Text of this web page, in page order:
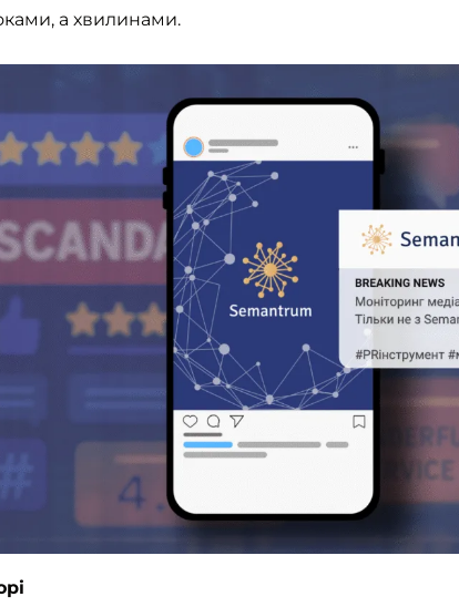
а хвилинами.